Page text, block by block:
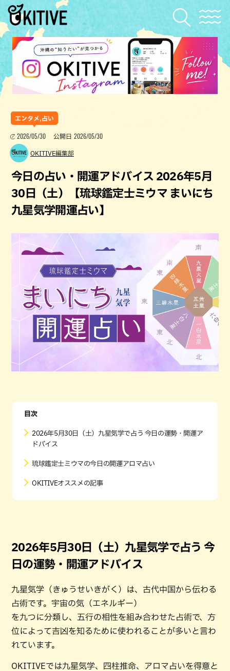
エンタメ,占い
2026/05/30 公開日 2026/05/30
OKITIVE編集部
今日の占い・開運アドバイス 2026年5月
30日（土）【琉球鑑定士ミウマ まいにち
九星気学開運占い】
目次
2026年5月30日（土）九星気学で占う 今日の運勢・開運ア
ドバイス
琉球鑑定士ミウマの今日の開運アロマ占い
OKITIVEオススメの記事
2026年5月30日（土）九星気学で占う 今
日の運勢・開運アドバイス
九星気学（きゅうせいきがく）は、古代中国から伝わる
占術です。宇宙の気（エネルギー）
を九つに分類し、五行の相性を組み合わせた占術で、方
位によって吉凶を知るために使われることが多いと言わ
れています。
OKITIVEでは九星気学、四柱推命、アロマ占いを得意と